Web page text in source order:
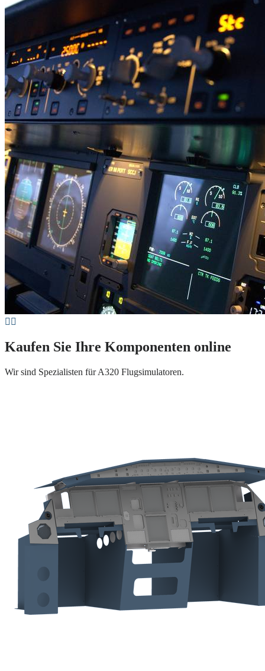
Kaufen Sie Ihre Komponenten online
Wir sind Spezialisten für A320 Flugsimulatoren.